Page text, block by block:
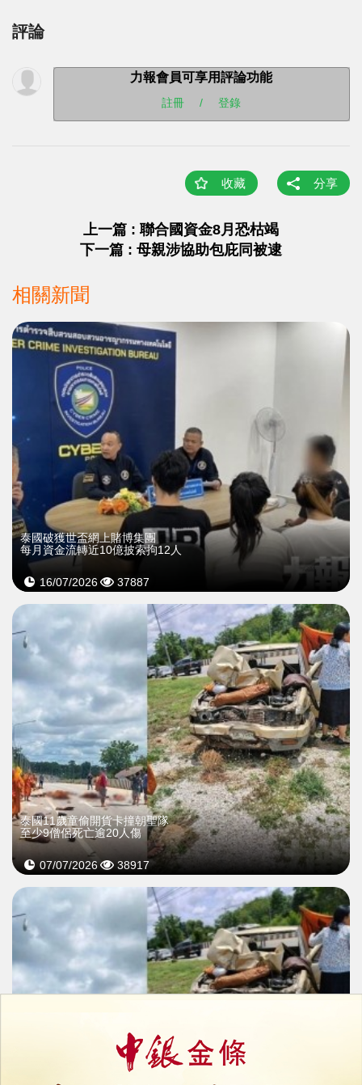
評論
力報會員可享用評論功能
註冊 / 登錄
收藏 分享
上一篇 : 聯合國資金8月恐枯竭
下一篇 : 母親涉協助包庇同被逮
相關新聞
泰國破獲世盃網上賭博集團
每月資金流轉近10億披索拘12人
16/07/2026 37887
泰國11歲童偷開貨卡撞朝聖隊
至少9僧侶死亡逾20人傷
07/07/2026 38917